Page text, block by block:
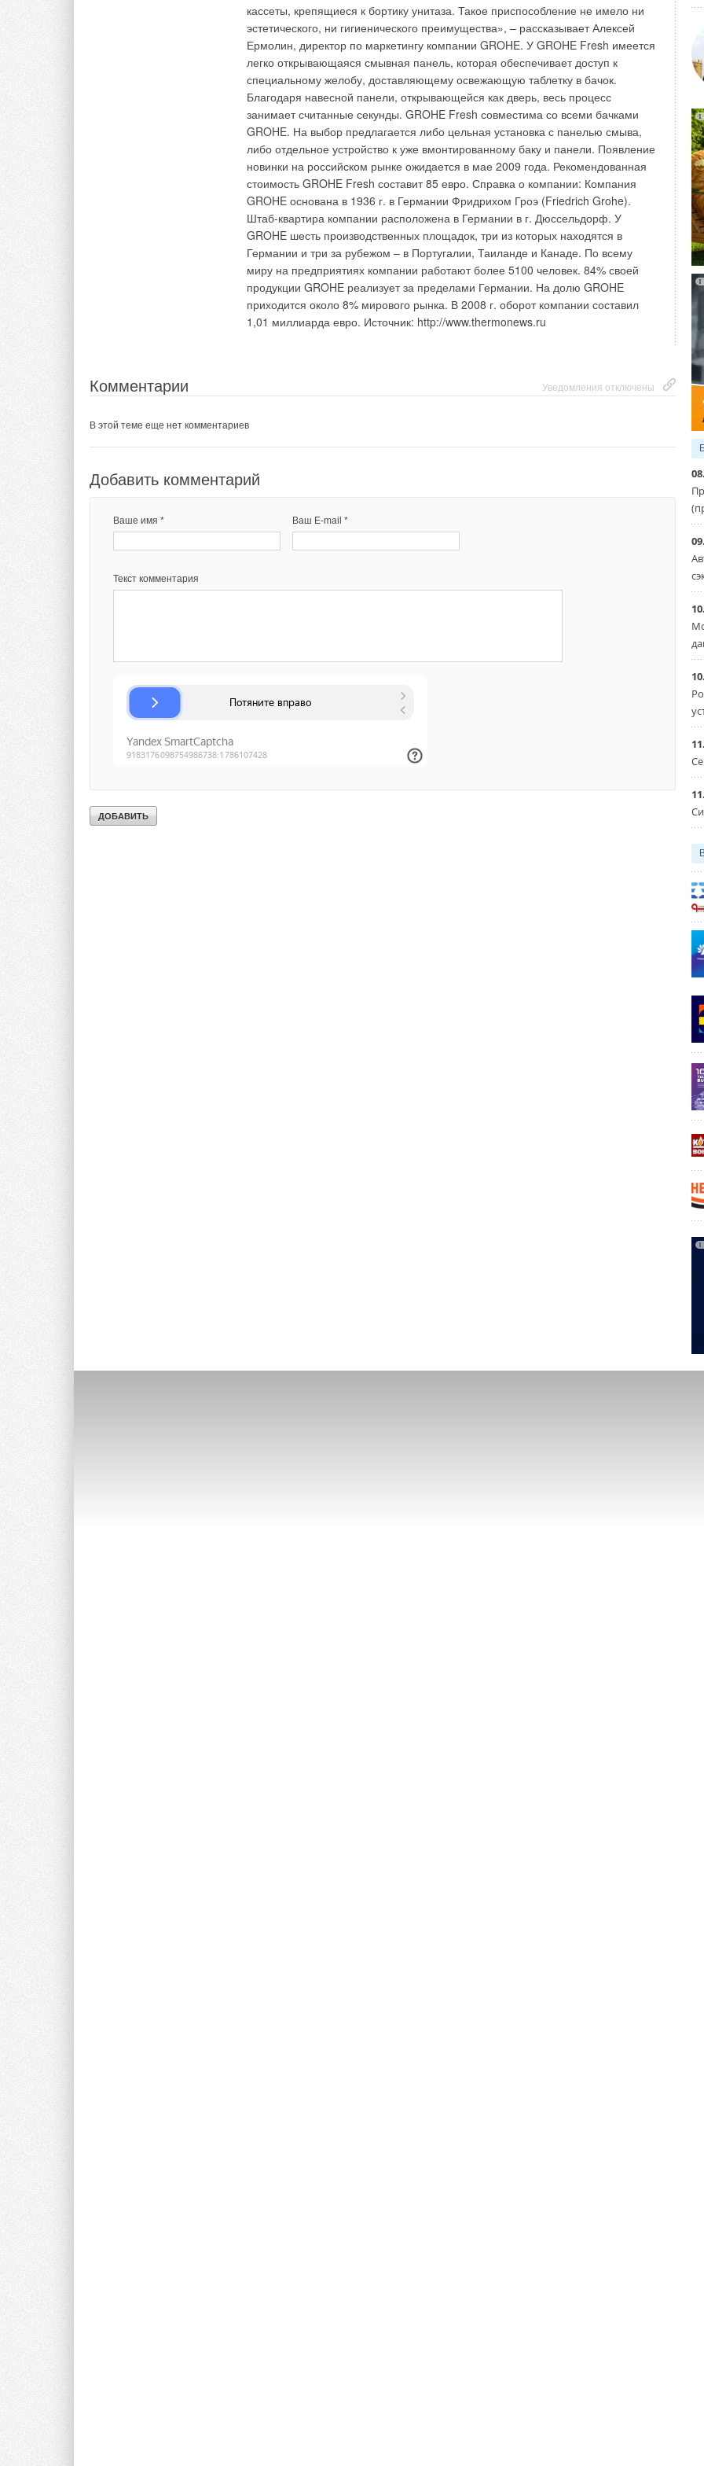
кассеты, крепящиеся к бортику унитаза. Такое приспособление не имело ни
эстетического, ни гигиенического преимущества», – рассказывает Алексей
Ермолин, директор по маркетингу компании GROHE. У GROHE Fresh имеется
легко открывающаяся смывная панель, которая обеспечивает доступ к
специальному желобу, доставляющему освежающую таблетку в бачок.
Благодаря навесной панели, открывающейся как дверь, весь процесс
занимает считанные секунды. GROHE Fresh совместима со всеми бачками
GROHE. На выбор предлагается либо цельная установка с панелью смыва,
либо отдельное устройство к уже вмонтированному баку и панели. Появление
новинки на российском рынке ожидается в мае 2009 года. Рекомендованная
стоимость GROHE Fresh составит 85 евро. Справка о компании: Компания
GROHE основана в 1936 г. в Германии Фридрихом Гроэ (Friedrich Grohe).
Штаб-квартира компании расположена в Германии в г. Дюссельдорф. У
GROHE шесть производственных площадок, три из которых находятся в
Германии и три за рубежом – в Португалии, Таиланде и Канаде. По всему
миру на предприятиях компании работают более 5100 человек. 84% своей
продукции GROHE реализует за пределами Германии. На долю GROHE
приходится около 8% мирового рынка. В 2008 г. оборот компании составил
1,01 миллиарда евро. Источник: http://www.thermonews.ru
Уведомления отключены
Комментарии
В этой теме еще нет комментариев
Добавить комментарий
Ваше имя * Ваш E-mail *
Текст комментария
Уведомления отключены
В этой теме еще нет комментариев
Добавить комментарий
Ваш E-mail *
до 42%. Источник: http://business-news.ru
Уведомления отключены
В этой теме еще нет комментариев
Добавить комментарий
Ваш E-mail *